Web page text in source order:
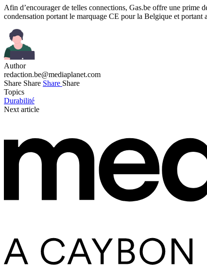
Afin d’encourager de telles connections, Gas.be offre une prime
condensation portant le marquage CE pour la Belgique et
Author
redaction.be@mediaplanet.com
Share Share Share Share
Topics
Durabilité
Next article